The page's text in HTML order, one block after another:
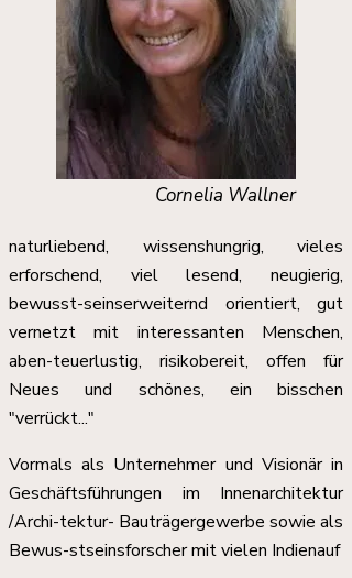
Cornelia Wallner
naturliebend, wissenshungrig, vieles
erforschend, viel lesend, neugierig,
bewusst-seinserweiternd orientiert, gut
vernetzt mit interessanten Menschen,
aben-teuerlustig, risikobereit, offen für
Neues und schönes, ein bisschen
"verrückt..."
Vormals als Unternehmer und Visionär in
Geschäftsführungen im Innenarchitektur
/Archi-tektur- Bauträgergewerbe sowie als
Bewus-stseinsforscher mit vielen Indienauf